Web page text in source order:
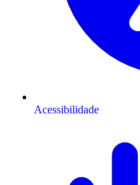
Acessibilidade